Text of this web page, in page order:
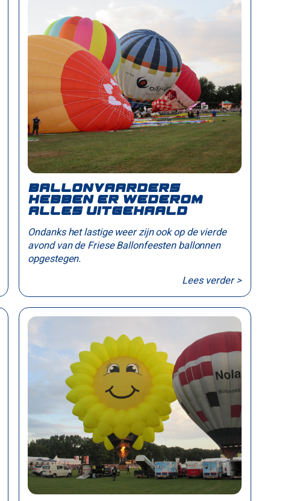
Ballonvaarders
hebben er wederom
alles uitgehaald
Ondanks het lastige weer zijn ook op de vierde
avond van de Friese Ballonfeesten ballonnen
opgestegen.
Lees verder >